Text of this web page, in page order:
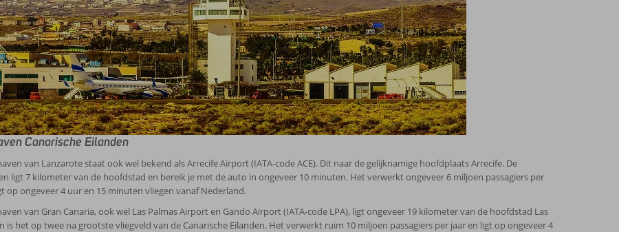
Canarische Eilanden
van Lanzarote staat ook wel bekend als Arrecife Airport (IATA-code ACE). Dit naar de gelijknamige hoofdplaats Arrecife. De
ligt 7 kilometer van de hoofdstad en bereik je met de auto in ongeveer 10 minuten. Het verwerkt ongeveer 6 miljoen passagiers per
op ongeveer 4 uur en 15 minuten vliegen vanaf Nederland.
van Gran Canaria, ook wel Las Palmas Airport en Gando Airport (IATA-code LPA), ligt ongeveer 19 kilometer van de hoofdstad Las
is het op twee na grootste vliegveld van de Canarische Eilanden. Het verwerkt ruim 10 miljoen passagiers per jaar en ligt op ongeveer 4